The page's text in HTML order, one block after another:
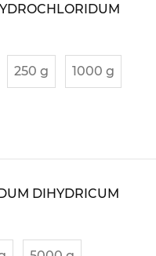
250 g 1000 g
DIHYDRICUM